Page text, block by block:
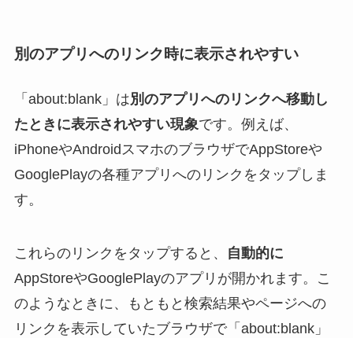
別のアプリへのリンク時に表示されやすい
「about:blank」は別のアプリへのリンクへ移動し
たときに表示されやすい現象です。例えば、
iPhoneやAndroidスマホのブラウザでAppStoreや
GooglePlayの各種アプリへのリンクをタップしま
す。
これらのリンクをタップすると、
自動的に
AppStoreやGooglePlayのアプリが開かれます。こ
のようなときに、もともと検索結果やページへの
リンクを表示していたブラウザで「about:blank」